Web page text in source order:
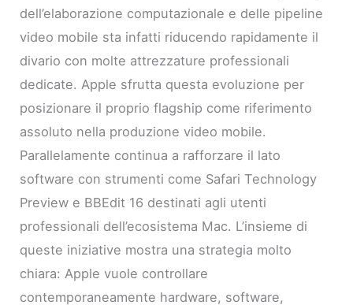
dell’elaborazione computazionale e delle pipeline
video mobile sta infatti riducendo rapidamente il
divario con molte attrezzature professionali
dedicate. Apple sfrutta questa evoluzione per
posizionare il proprio flagship come riferimento
assoluto nella produzione video mobile.
Parallelamente continua a rafforzare il lato
software con strumenti come Safari Technology
Preview e BBEdit 16 destinati agli utenti
professionali dell’ecosistema Mac. L’insieme di
queste iniziative mostra una strategia molto
chiara: Apple vuole controllare
contemporaneamente hardware, software,